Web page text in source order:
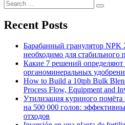
Search
for:
Search
Recent Posts
Барабанный гранулятор NPK
необходимо для стабильного
Какие 7 решений определяют
органоминеральных
How to Build a 10tph Bulk
Process Flow, Equipment and
Утилизация куриного
на 500 000 голов:
отходов